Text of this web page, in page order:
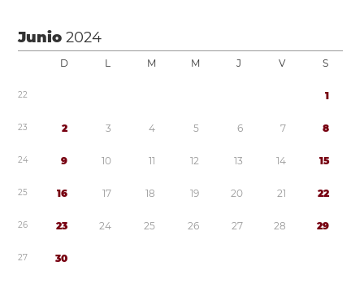
Junio2024
D L M M J V S
22 1
23 2 3 4 5 6 7 8
24 9 10 11 12 13 14 15
25 16 17 18 19 20 21 22
26 23 24 25 26 27 28 29
27 30